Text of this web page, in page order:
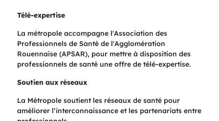
Télé-expertise
​La métropole accompagne l'Association des
Professionnels de Santé de l'Agglomération
Rouennaise (APSAR), pour mettre à disposition des
professionnels de santé une offre de télé-expertise.
Soutien aux réseaux
La Métropole soutient les réseaux de santé pour
améliorer l’interconnaissance et les partenariats entre